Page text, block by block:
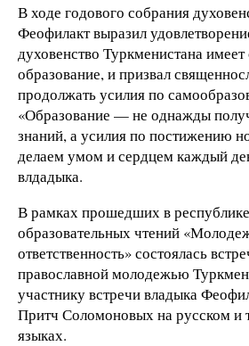
В ходе годового собрания
Феофилакт выразил
духовенство Туркменистана
образование, и призвал
продолжать усилия по
«Образование — не однажды
знаний, а усилия по постижению
делаем умом и сердцем каждый
влдадыка.
В рамках прошедших в
образовательных чтений
ответственность» состоялась
православной молодежью
участнику встречи владыка
Притч Соломоновых на русском и
языках.